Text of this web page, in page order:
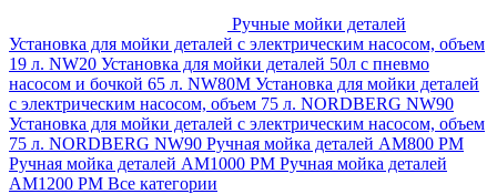
Ручные мойки деталей
Установка для мойки деталей с электрическим насосом, объем
19 л. NW20 Установка для мойки деталей 50л с пневмо
насосом и бочкой 65 л. NW80M Установка для мойки деталей
с электрическим насосом, объем 75 л. NORDBERG NW90
Установка для мойки деталей с электрическим насосом, объем
75 л. NORDBERG NW90 Ручная мойка деталей АМ800 РМ
Ручная мойка деталей АМ1000 РМ Ручная мойка деталей
АМ1200 РМ Все категории